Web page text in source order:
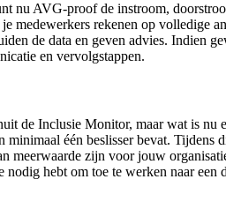
nu AVG-proof de instroom,
medewerkers rekenen op volledige
de data en geven advies. Indien
en vervolgstappen.
de Inclusie Monitor, maar wat is nu
één beslisser bevat. Tijdens
meerwaarde zijn voor jouw
nodig hebt om toe te werken naar een